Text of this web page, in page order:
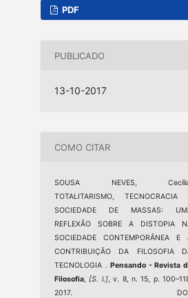
PDF
PUBLICADO
13-10-2017
COMO CITAR
SOUSA NEVES,
TOTALITARISMO, TECNOCRACIA
SOCIEDADE DE MASSAS:
REFLEXÃO SOBRE A DISTOPIA
SOCIEDADE CONTEMPORÂNEA E
CONTRIBUIÇÃO DA FILOSOFIA
TECNOLOGIA .Pensando - Revista
Filosofia
[S. l.], v. 8, n. 15, p.
2017.